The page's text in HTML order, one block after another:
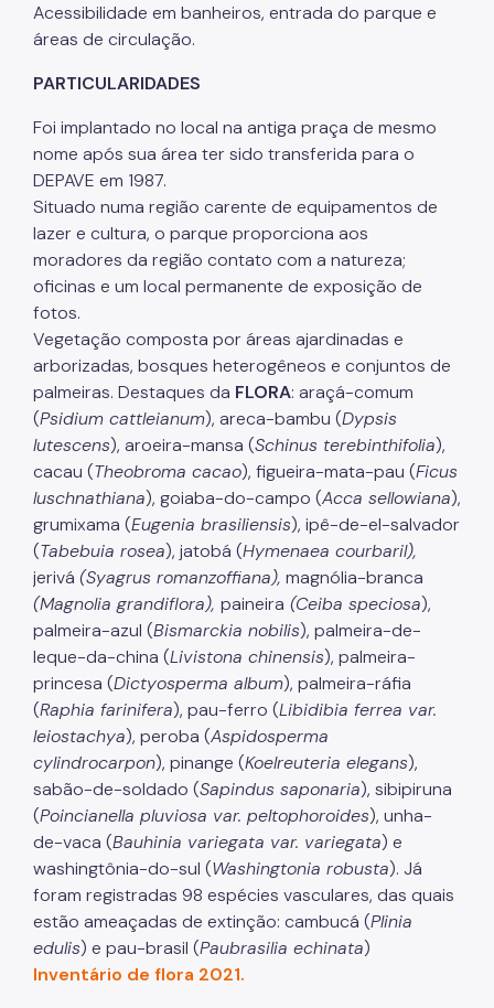
Defesa e Valorização Ambiental
TAC - Termo de Ajustamento de Conduta
Mudanças Climáticas
Comitê do Clima
Inventário de GEE
Plano de Ação Climática
COMFROTA-SP
Planos
Mata Atlântica
Arborização Urbana
Áreas Protegidas, Áreas Verdes e Espaços Livres
Plano de Ação Climática
Serviços Ambientais
Educação Ambiental
Programas
Município VerdeAzul
Resíduos Sólidos
Biblioteca
Ouvidoria Geral
Acessibilidade em banheiros, entrada do parque e
áreas de circulação.
PARTICULARIDADES
Foi implantado no local na antiga praça de mesmo
nome após sua área ter sido transferida para o
DEPAVE em 1987.
Situado numa região carente de equipamentos de
lazer e cultura, o parque proporciona aos
moradores da região contato com a natureza;
oficinas e um local permanente de exposição de
fotos.
Vegetação composta por áreas ajardinadas e
arborizadas, bosques heterogêneos e conjuntos de
palmeiras. Destaques da FLORA: araçá-comum
(Psidium cattleianum), areca-bambu (Dypsis
lutescens), aroeira-mansa (Schinus terebinthifolia),
cacau (Theobroma cacao), figueira-mata-pau (Ficus
luschnathiana), goiaba-do-campo (Acca sellowiana),
grumixama (Eugenia brasiliensis), ipê-de-el-salvador
(Tabebuia rosea), jatobá (Hymenaea courbaril),
jerivá (Syagrus romanzoffiana), magnólia-branca
(Magnolia grandiflora), paineira (Ceiba speciosa),
palmeira-azul (Bismarckia nobilis), palmeira-de-
leque-da-china (Livistona chinensis), palmeira-
princesa (Dictyosperma album), palmeira-ráfia
(Raphia farinifera), pau-ferro (Libidibia ferrea var.
leiostachya), peroba (Aspidosperma
cylindrocarpon), pinange (Koelreuteria elegans),
sabão-de-soldado (Sapindus saponaria), sibipiruna
(Poincianella pluviosa var. peltophoroides), unha-
de-vaca (Bauhinia variegata var. variegata) e
washingtônia-do-sul (Washingtonia robusta). Já
foram registradas 98 espécies vasculares, das quais
estão ameaçadas de extinção: cambucá (Plinia
edulis) e pau-brasil (Paubrasilia echinata)
Inventário de flora 2021.